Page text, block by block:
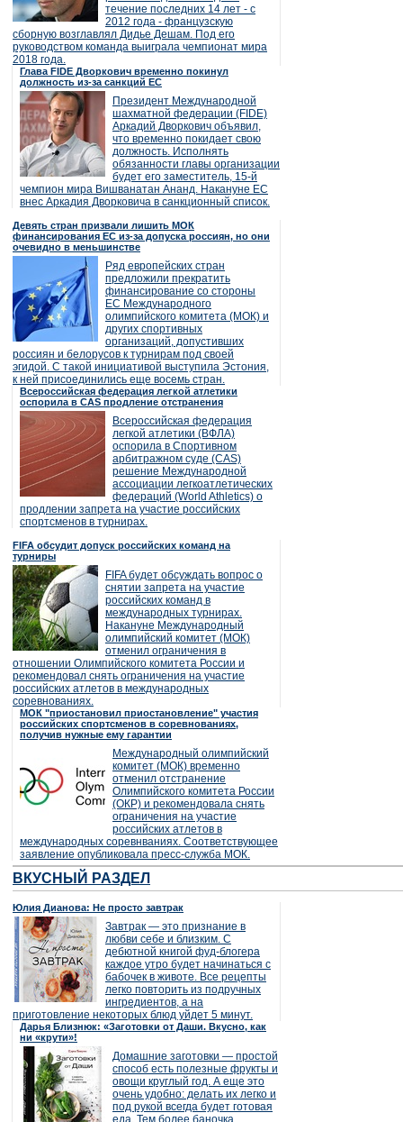
течение последних 14 лет - с
2012 года - французскую
сборную возглавлял Дидье Дешам. Под его
руководством команда выиграла чемпионат мира
2018 года.
Глава FIDE Дворкович временно покинул
должность из-за санкций ЕС
Президент Международной
шахматной федерации (FIDE)
Аркадий Дворкович объявил,
что временно покидает свою
должность. Исполнять
обязанности главы организации
будет его заместитель, 15-й
чемпион мира Вишванатан Ананд. Накануне ЕС
внес Аркадия Дворковича в санкционный список.
Девять стран призвали лишить МОК
финансирования ЕС из-за допуска россиян, но они
очевидно в меньшинстве
Ряд европейских стран
предложили прекратить
финансирование со стороны
ЕС Международного
олимпийского комитета (МОК) и
других спортивных
организаций, допустивших
россиян и белорусов к турнирам под своей
эгидой. С такой инициативой выступила Эстония,
к ней присоединились еще восемь стран.
Всероссийская федерация легкой атлетики
оспорила в CAS продление отстранения
Всероссийская федерация
легкой атлетики (ВФЛА)
оспорила в Спортивном
арбитражном суде (CAS)
решение Международной
ассоциации легкоатлетических
федераций (World Athletics) о
продлении запрета на участие российских
спортсменов в турнирах.
FIFA обсудит допуск российских команд на
турниры
FIFA будет обсуждать вопрос о
снятии запрета на участие
российских команд в
международных турнирах.
Накануне Международный
олимпийский комитет (МОК)
отменил ограничения в
отношении Олимпийского комитета России и
рекомендовал снять ограничения на участие
российских атлетов в международных
соревнованиях.
МОК "приостановил приостановление" участия
российских спортсменов в соревнованиях,
получив нужные ему гарантии
Международный олимпийский
комитет (МОК) временно
отменил отстранение
Олимпийского комитета России
(ОКР) и рекомендовала снять
ограничения на участие
российских атлетов в
международных соревнваниях. Соответствующее
заявление опубликовала пресс-служба МОК.
ВКУСНЫЙ РАЗДЕЛ
Юлия Дианова: Не просто завтрак
Завтрак — это признание в
любви себе и близким. С
дебютной книгой фуд-блогера
каждое утро будет начинаться с
бабочек в животе. Все рецепты
легко повторить из подручных
ингредиентов, а на
приготовление некоторых блюд уйдет 5 минут.
Дарья Близнюк: «Заготовки от Даши. Вкусно, как
ни «крути»!
Домашние заготовки — простой
способ есть полезные фрукты и
овощи круглый год. А еще это
очень удобно: делать их легко и
под рукой всегда будет готовая
еда. Тем более баночка